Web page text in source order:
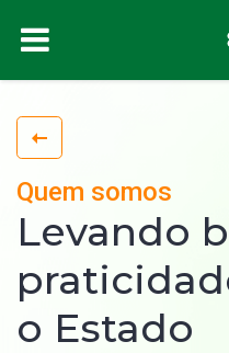
Quem somos
Levando
o Estado